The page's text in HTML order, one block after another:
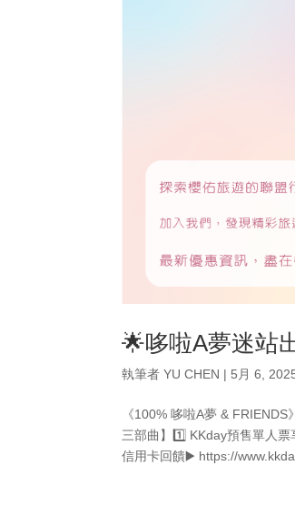
🌟哆啦A夢迷站
執筆者YU CHEN | 5月 6,
《100% 哆啦A夢 &
三部曲】1️⃣ KKday預售單人
信用卡回饋▶️ https://